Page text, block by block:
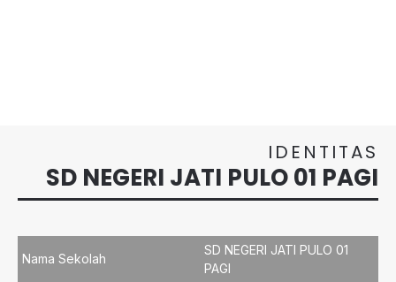
IDENTITAS
SD NEGERI JATI PULO 01 PAGI
Nama Sekolah
SD NEGERI JATI PULO 01
PAGI